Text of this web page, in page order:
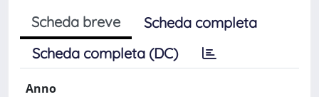
Scheda breve
Scheda completa
Scheda completa (DC)
Anno